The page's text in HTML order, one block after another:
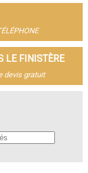
LE FINISTÈRE
devis gratuit